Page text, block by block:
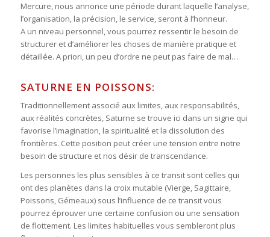
Mercure, nous annonce une période durant laquelle l’analyse,
l’organisation, la précision, le service, seront à l’honneur.
A un niveau personnel, vous pourrez ressentir le besoin de
structurer et d’améliorer les choses de manière pratique et
détaillée. A priori, un peu d’ordre ne peut pas faire de mal…
SATURNE EN POISSONS:
Traditionnellement associé aux limites, aux responsabilités,
aux réalités concrètes, Saturne se trouve ici dans un signe qui
favorise l’imagination, la spiritualité et la dissolution des
frontières. Cette position peut créer une tension entre notre
besoin de structure et nos désir de transcendance.
Les personnes les plus sensibles à ce transit sont celles qui
ont des planètes dans la croix mutable (Vierge, Sagittaire,
Poissons, Gémeaux) sous l’influence de ce transit vous
pourrez éprouver une certaine confusion ou une sensation
de flottement. Les limites habituelles vous sembleront plus